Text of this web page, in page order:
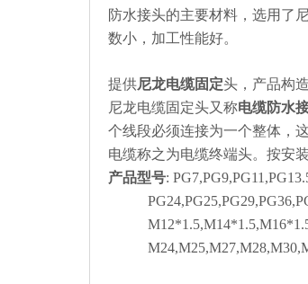
防水接头的主要材料，选用了
数小，加工性能好。
提供尼龙电缆固定头，产品构
尼龙电缆固定头又称电缆防水
个线段必须连接为一个整体，
电缆称之为电缆终端头。按安
产品型号: